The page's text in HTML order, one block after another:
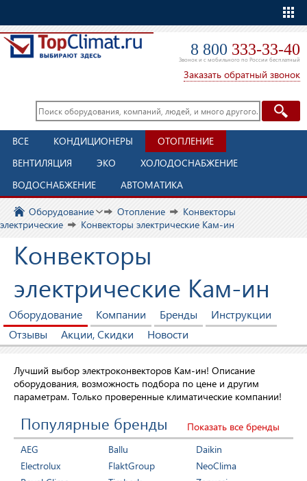
8 800 333-33-40
Звонок и с мобильного по России бесплатный
Заказать обратный звонок
ВСЕ КОНДИЦИОНЕРЫ
ОТОПЛЕНИЕ
ВЕНТИЛЯЦИЯ
ЭКО
ХОЛОДОСНАБЖЕНИЕ
ВОДОСНАБЖЕНИЕ
АВТОМАТИКА
Оборудование Отопление
Конвекторы
электрические
Конвекторы электрические Кам-ин
Конвекторы
электрические Кам-ин
Оборудование Компании Бренды
Инструкции
Отзывы
Акции, Скидки Новости
Лучший выбор электроконвекторов Кам-ин! Описание
оборудования, возможность подбора по цене и другим
параметрам. Только проверенные климатические компании!
Показать все бренды
Популярные бренды
AEG Ballu
Daikin
Electrolux
FlaktGroup
NeoClima